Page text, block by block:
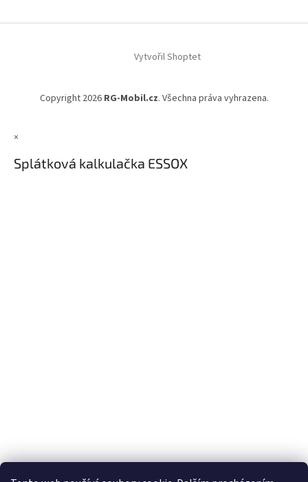
Vytvořil Shoptet
Copyright 2026 RG-Mobil.cz. Všechna práva vyhrazena.
×
Splátková kalkulačka ESSOX